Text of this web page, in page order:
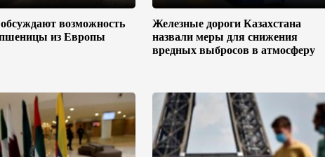
возможность
из Европы
Железные дороги Казахстана
назвали меры для снижения
вредных выбросов в атмосферу